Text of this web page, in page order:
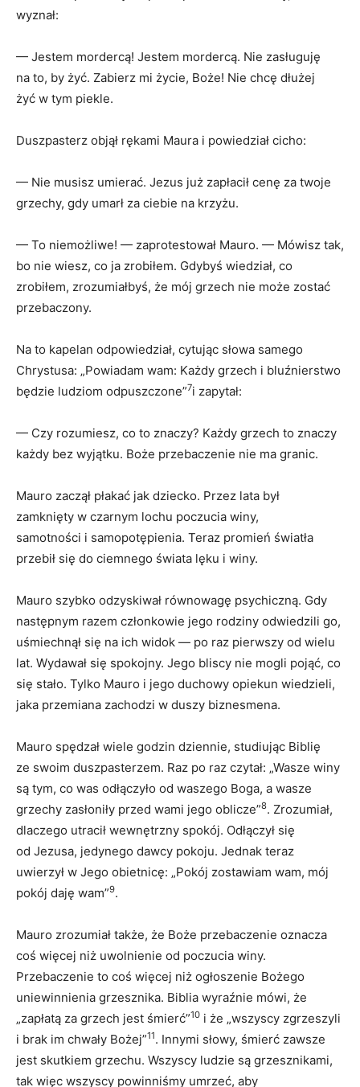
wyznał:
— Jestem mordercą! Jestem mordercą. Nie zasługuję
na to, by żyć. Zabierz mi życie, Boże! Nie chcę dłużej
żyć w tym piekle.
Duszpasterz objął rękami Maura i powiedział cicho:
— Nie musisz umierać. Jezus już zapłacił cenę za twoje
grzechy, gdy umarł za ciebie na krzyżu.
— To niemożliwe! — zaprotestował Mauro. — Mówisz tak,
bo nie wiesz, co ja zrobiłem. Gdybyś wiedział, co
zrobiłem, zrozumiałbyś, że mój grzech nie może zostać
przebaczony.
Na to kapelan odpowiedział, cytując słowa samego
Chrystusa: „Powiadam wam: Każdy grzech i bluźnierstwo
będzie ludziom odpuszczone”7i zapytał:
— Czy rozumiesz, co to znaczy? Każdy grzech to znaczy
każdy bez wyjątku. Boże przebaczenie nie ma granic.
Mauro zaczął płakać jak dziecko. Przez lata był
zamknięty w czarnym lochu poczucia winy,
samotności i samopotępienia. Teraz promień światła
przebił się do ciemnego świata lęku i winy.
Mauro szybko odzyskiwał równowagę psychiczną. Gdy
następnym razem członkowie jego rodziny odwiedzili go,
uśmiechnął się na ich widok — po raz pierwszy od wielu
lat. Wydawał się spokojny. Jego bliscy nie mogli pojąć, co
się stało. Tylko Mauro i jego duchowy opiekun wiedzieli,
jaka przemiana zachodzi w duszy biznesmena.
Mauro spędzał wiele godzin dziennie, studiując Biblię
ze swoim duszpasterzem. Raz po raz czytał: „Wasze winy
są tym, co was odłączyło od waszego Boga, a wasze
grzechy zasłoniły przed wami jego oblicze”8. Zrozumiał,
dlaczego utracił wewnętrzny spokój. Odłączył się
od Jezusa, jedynego dawcy pokoju. Jednak teraz
uwierzył w Jego obietnicę: „Pokój zostawiam wam, mój
pokój daję wam”9.
Mauro zrozumiał także, że Boże przebaczenie oznacza
coś więcej niż uwolnienie od poczucia winy.
Przebaczenie to coś więcej niż ogłoszenie Bożego
uniewinnienia grzesznika. Biblia wyraźnie mówi, że
„zapłatą za grzech jest śmierć”10 i że „wszyscy zgrzeszyli
i brak im chwały Bożej”11. Innymi słowy, śmierć zawsze
jest skutkiem grzechu. Wszyscy ludzie są grzesznikami,
tak więc wszyscy powinniśmy umrzeć, aby